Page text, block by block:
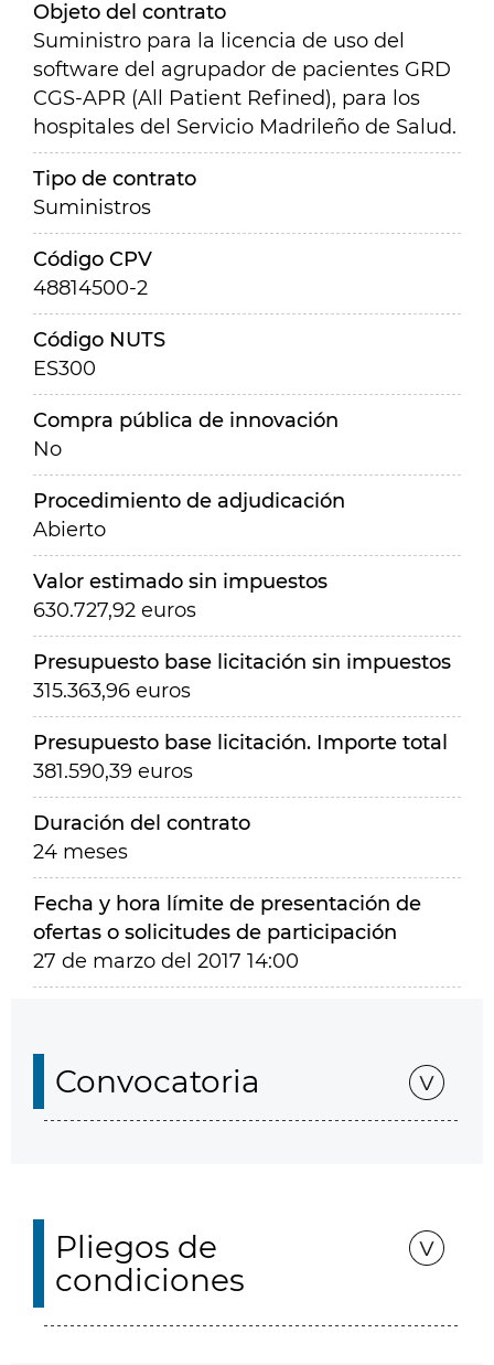
Objeto del contrato
Suministro para la licencia de uso del
software del agrupador de pacientes GRD
CGS-APR (All Patient Refined), para los
hospitales del Servicio Madrileño de Salud.
Tipo de contrato
Suministros
Código CPV
48814500-2
Código NUTS
ES300
Compra pública de innovación
No
Procedimiento de adjudicación
Abierto
Valor estimado sin impuestos
630.727,92 euros
Presupuesto base licitación sin impuestos
315.363,96 euros
Presupuesto base licitación. Importe total
381.590,39 euros
Duración del contrato
24 meses
Fecha y hora límite de presentación de
ofertas o solicitudes de participación
27 de marzo del 2017 14:00
Convocatoria
Pliegos de
condiciones